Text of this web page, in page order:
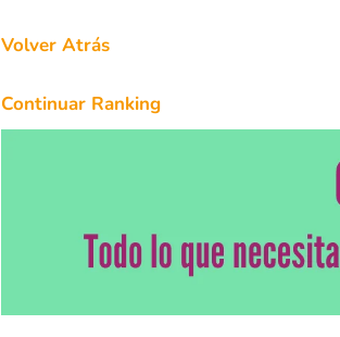
Volver Atrás
Continuar Ranking